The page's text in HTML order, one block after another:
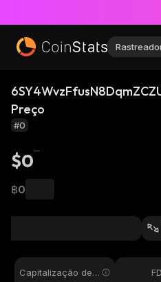
Preço
#0
$0
฿0
Capitalização de